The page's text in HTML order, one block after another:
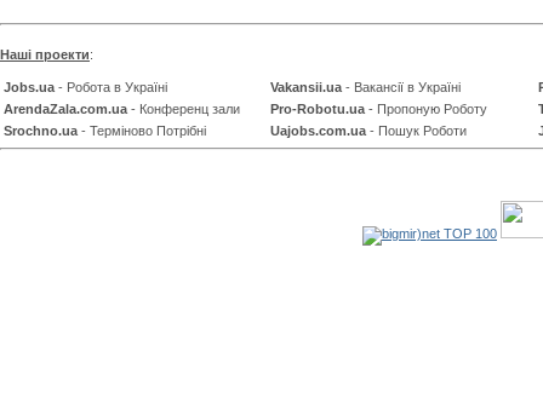
Наші проекти:
Jobs.ua - Робота в Україні Vakansii.ua - Вакансії в Україні
ArendaZala.com.ua - Конференц зали Pro-Robotu.ua - Пропоную Роботу
Srochno.ua - Терміново Потрібні Uajobs.com.ua - Пошук Роботи